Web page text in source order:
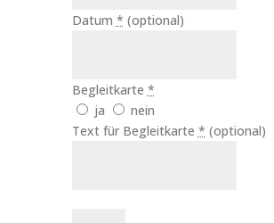
Datum * (optional)
Begleitkarte *
ja
nein
Text für Begleitkarte * (optional)